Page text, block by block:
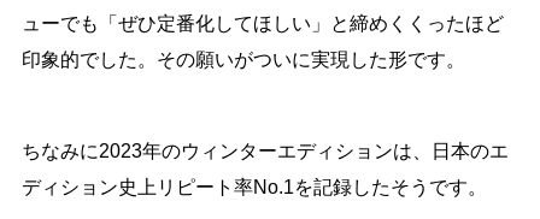
ューでも「ぜひ定番化してほしい」と締めくくったほど
印象的でした。その願いがついに実現した形です。
ちなみに2023年のウィンターエディションは、日本のエ
ディション史上リピート率No.1を記録したそうです。